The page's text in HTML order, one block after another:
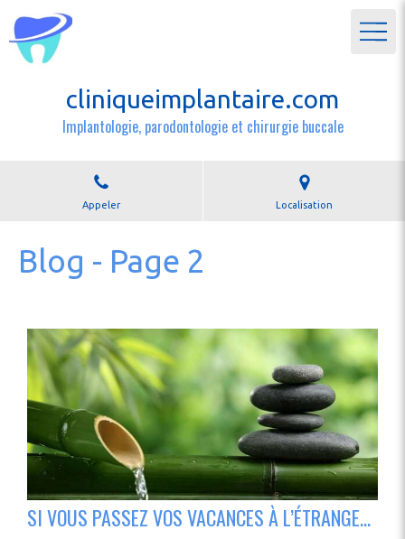
cliniqueimplantaire.com
Implantologie, parodontologie et chirurgie buccale
Appeler Localisation
Blog - Page 2
SI VOUS PASSEZ VOS VACANCES À L’ÉTRANGER...